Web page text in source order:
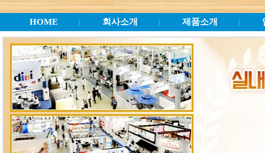
HOME 회사소개 제품소개